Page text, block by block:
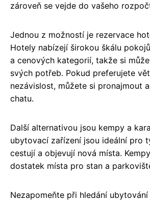
zároveň se vejde do vašeho
Jednou z možností je rezervace
Hotely nabízejí širokou škálu
a cenových kategorií, takže si
svých potřeb. Pokud preferujete
nezávislost, můžete si pronajmout
chatu.
Další alternativou jsou kempy a
ubytovací zařízení jsou ideální pro
cestují a objevují nová místa.
dostatek místa pro stan a
Nezapomeňte při hledání